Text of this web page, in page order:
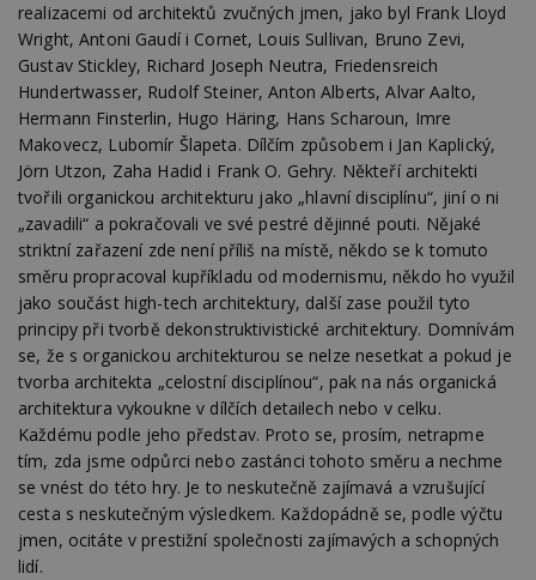
realizacemi od architektů zvučných jmen, jako byl Frank Lloyd
Wright, Antoni Gaudí i Cornet, Louis Sullivan, Bruno Zevi,
Gustav Stickley, Richard Joseph Neutra, Friedensreich
Hundertwasser, Rudolf Steiner, Anton Alberts, Alvar Aalto,
Hermann Finsterlin, Hugo Häring, Hans Scharoun, Imre
Makovecz, Lubomír Šlapeta. Dílčím způsobem i Jan Kaplický,
Jörn Utzon, Zaha Hadid i Frank O. Gehry. Někteří architekti
tvořili organickou architekturu jako „hlavní disciplínu“, jiní o ni
„zavadili“ a pokračovali ve své pestré dějinné pouti. Nějaké
striktní zařazení zde není příliš na místě, někdo se k tomuto
směru propracoval kupříkladu od modernismu, někdo ho využil
jako součást high-tech architektury, další zase použil tyto
principy při tvorbě dekonstruktivistické architektury. Domnívám
se, že s organickou architekturou se nelze nesetkat a pokud je
tvorba architekta „celostní disciplínou“, pak na nás organická
architektura vykoukne v dílčích detailech nebo v celku.
Každému podle jeho představ. Proto se, prosím, netrapme
tím, zda jsme odpůrci nebo zastánci tohoto směru a nechme
se vnést do této hry. Je to neskutečně zajímavá a vzrušující
cesta s neskutečným výsledkem. Každopádně se, podle výčtu
jmen, ocitáte v prestižní společnosti zajímavých a schopných
lidí.